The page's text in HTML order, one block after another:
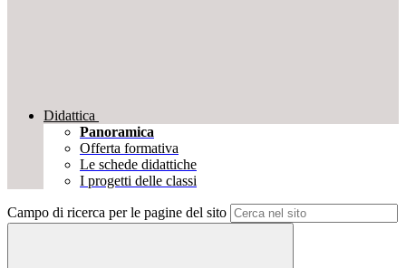
Didattica
Panoramica
Offerta formativa
Le schede didattiche
I progetti delle classi
Campo di ricerca per le pagine del sito